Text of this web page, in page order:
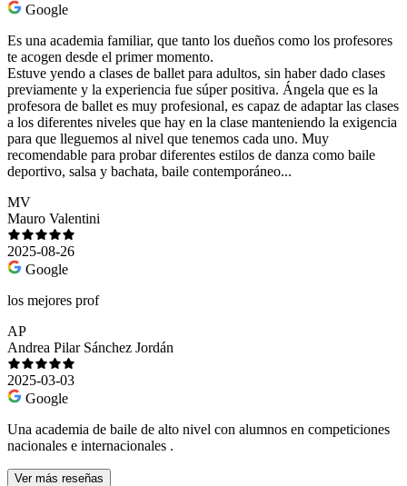
Google
Es una academia familiar, que tanto los dueños como los profesores
te acogen desde el primer momento.
Estuve yendo a clases de ballet para adultos, sin haber dado clases
previamente y la experiencia fue súper positiva. Ángela que es la
profesora de ballet es muy profesional, es capaz de adaptar las clases
a los diferentes niveles que hay en la clase manteniendo la exigencia
para que lleguemos al nivel que tenemos cada uno. Muy
recomendable para probar diferentes estilos de danza como baile
deportivo, salsa y bachata, baile contemporáneo...
MV
Mauro Valentini
2025-08-26
Google
los mejores prof
AP
Andrea Pilar Sánchez Jordán
2025-03-03
Google
Una academia de baile de alto nivel con alumnos en competiciones
nacionales e internacionales .
Ver más reseñas